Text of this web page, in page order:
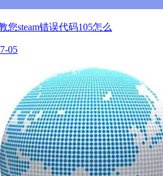
您steam错误代码105怎么
05